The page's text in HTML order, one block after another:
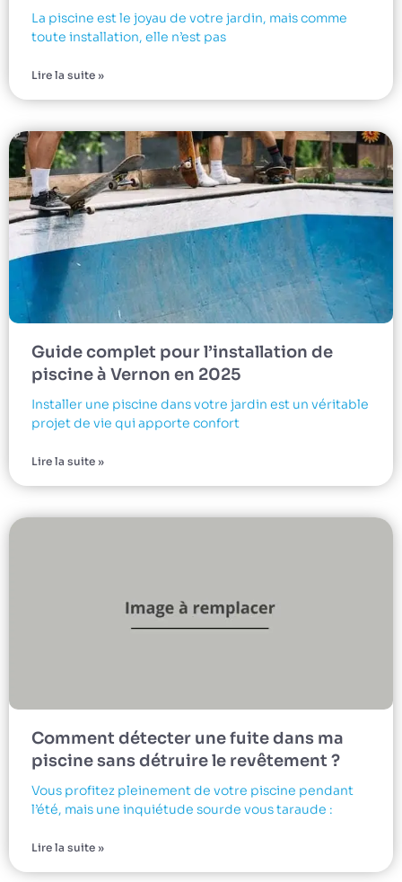
La piscine est le joyau de votre jardin, mais comme
toute installation, elle n’est pas
Lire la suite »
Guide complet pour l’installation de
piscine à Vernon en 2025
Installer une piscine dans votre jardin est un véritable
projet de vie qui apporte confort
Lire la suite »
Comment détecter une fuite dans ma
piscine sans détruire le revêtement ?
Vous profitez pleinement de votre piscine pendant
l’été, mais une inquiétude sourde vous taraude :
Lire la suite »